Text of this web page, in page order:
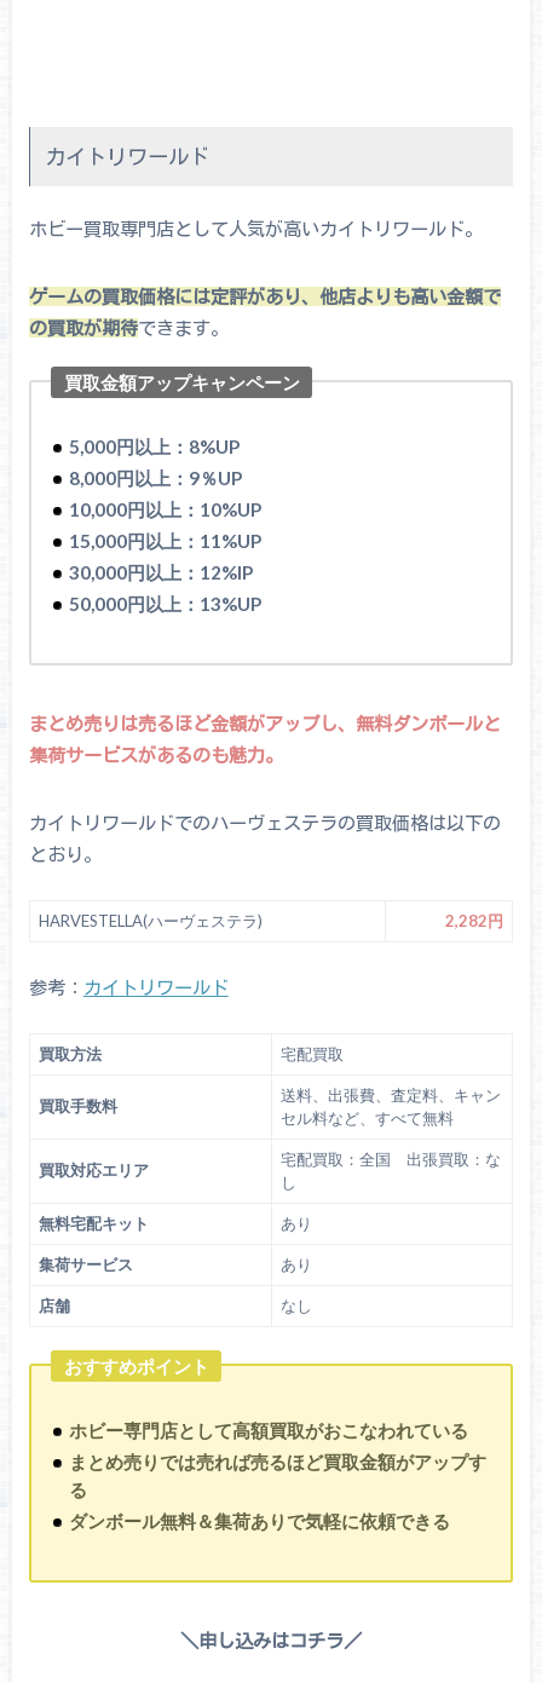
カイトリワールド
ホビー買取専門店として人気が高いカイトリワールド。
ゲームの買取価格には定評があり、他店よりも高い金額で
の買取が期待できます。
買取金額アップキャンペーン
5,000円以上：8%UP
8,000円以上：9％UP
10,000円以上：10%UP
15,000円以上：11%UP
30,000円以上：12%IP
50,000円以上：13%UP
まとめ売りは売るほど金額がアップし、無料ダンボールと
集荷サービスがあるのも魅力。
カイトリワールドでのハーヴェステラの買取価格は以下の
とおり。
HARVESTELLA(ハーヴェステラ) 2,282円
参考： カイトリワールド
買取方法 宅配買取
買取手数料
送料、出張費、査定料、キャン
セル料など、すべて無料
買取対応エリア
宅配買取：全国 出張買取：な
し
無料宅配キット あり
集荷サービス あり
店舗 なし
おすすめポイント
ホビー専門店として高額買取がおこなわれている
まとめ売りでは売れば売るほど買取金額がアップす
る
ダンボール無料＆集荷ありで気軽に依頼できる
＼申し込みはコチラ／